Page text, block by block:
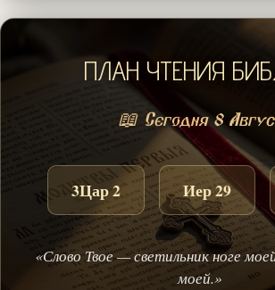
ПЛАН ЧТЕНИЯ
📖 Сегодня 8
3Цар 2 Иер 29
«Слово Твое — светильник ноге
моей.»